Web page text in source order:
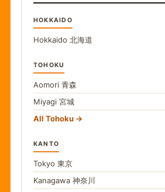
HOKKAIDO
Hokkaido 北海道
TOHOKU
Aomori 青森
Miyagi 宮城
All Tohoku
KANTO
Tokyo 東京
Kanagawa 神奈川